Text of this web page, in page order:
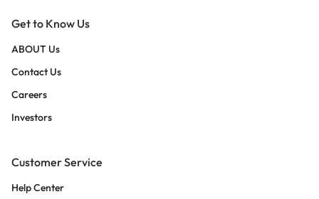
Get to Know Us
ABOUT Us
Contact Us
Careers
Investors
Customer Service
Help Center